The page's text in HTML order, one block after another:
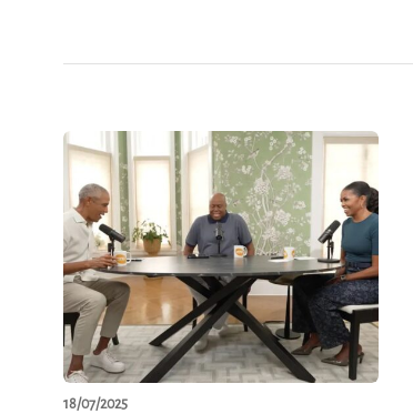
18/07/2025